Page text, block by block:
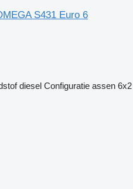
S431 Euro 6
diesel Configuratie assen 6x2